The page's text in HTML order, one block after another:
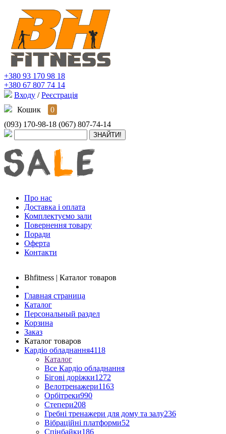
+380 93 170 98 18
+380 67 807 74 14
Входу / Реєстрація
Кошик
0
(093) 170-98-18 (067) 807-74-14
Про нас
Доставка і оплата
Комплектуємо зали
Повернення товару
Поради
Оферта
Контакти
Bhfitness | Каталог товаров
Главная страница
Каталог
Персональный раздел
Корзина
Заказ
Каталог товаров
Кардіо обладнання4118
Каталог
Все Кардіо обладнання
Бігові доріжки1272
Велотренажери1163
Орбітреки990
Степери208
Гребні тренажери для дому та залу236
Вібраційні платформи52
Спінбайки186